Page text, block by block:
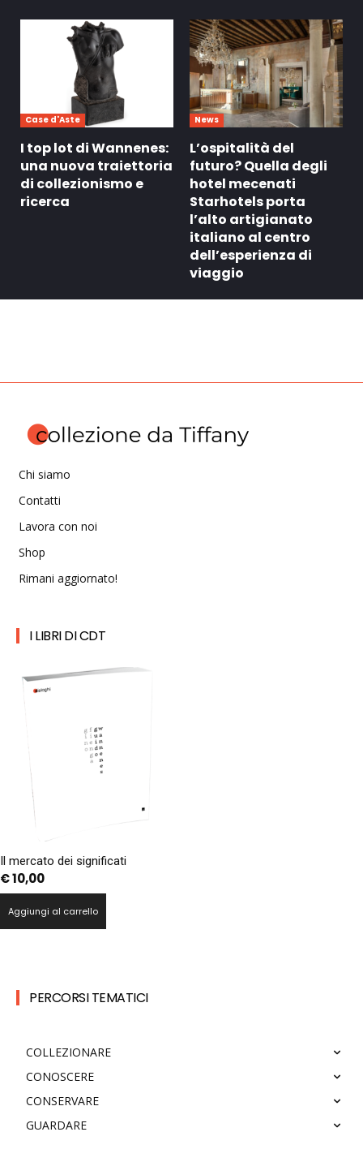
Case d'Aste
I top lot di Wannenes:
una nuova traiettoria
di collezionismo e
ricerca
News
L’ospitalità del
futuro? Quella degli
hotel mecenati
Starhotels porta
l’alto artigianato
italiano al centro
dell’esperienza di
viaggio
Chi siamo
Contatti
Lavora con noi
Shop
Rimani aggiornato!
I LIBRI DI CDT
Il mercato dei significati
€10,00
Aggiungi al carrello
PERCORSI TEMATICI
COLLEZIONARE
CONOSCERE
CONSERVARE
GUARDARE